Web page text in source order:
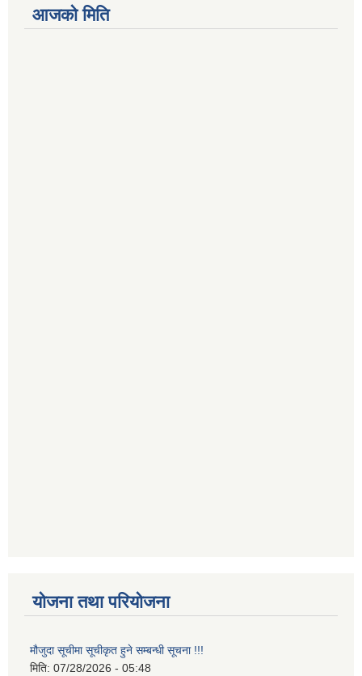
आजको मिति
योजना तथा परियोजना
मौजुदा सूचीमा सूचीकृत हुने सम्बन्धी सूचना !!!
मिति: 07/28/2026 - 05:48